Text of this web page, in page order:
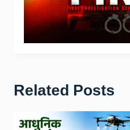
Related Posts